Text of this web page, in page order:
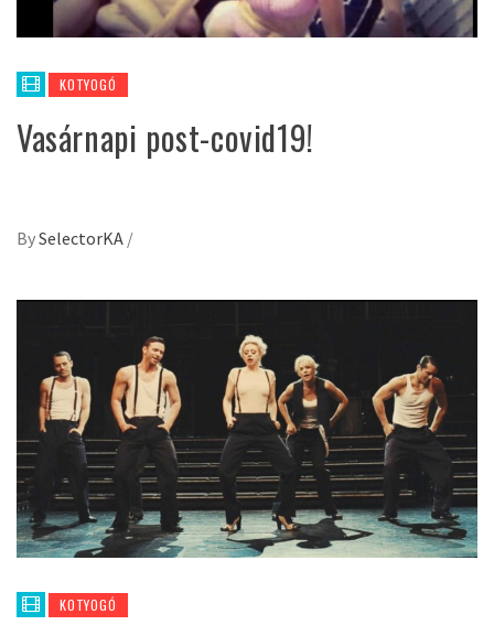
KOTYOGÓ
Vasárnapi post-covid19!
BySelectorKA /
KOTYOGÓ